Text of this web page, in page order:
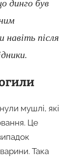
навіть після
мушлі, які
Це
Така